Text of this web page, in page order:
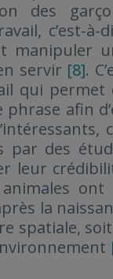
des
c’est-à-
manipuler
servir [8].
qui permet
afin
par des
leur
ont
la
spatiale,